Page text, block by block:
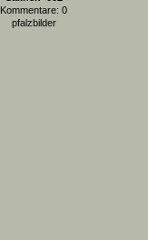
Kommentare: 0
pfalzbilder